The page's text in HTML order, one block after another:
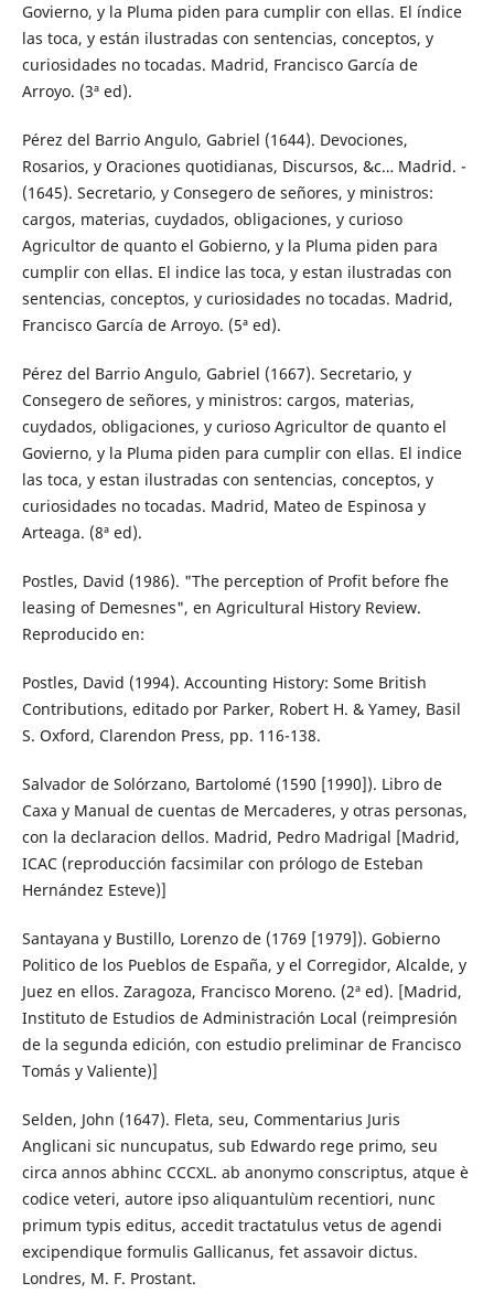
Govierno, y la Pluma piden para cumplir con ellas. El índice
las toca, y están ilustradas con sentencias, conceptos, y
curiosidades no tocadas. Madrid, Francisco García de
Arroyo. (3ª ed).
Pérez del Barrio Angulo, Gabriel (1644). Devociones,
Rosarios, y Oraciones quotidianas, Discursos, &c… Madrid. -
(1645). Secretario, y Consegero de señores, y ministros:
cargos, materias, cuydados, obligaciones, y curioso
Agricultor de quanto el Gobierno, y la Pluma piden para
cumplir con ellas. El indice las toca, y estan ilustradas con
sentencias, conceptos, y curiosidades no tocadas. Madrid,
Francisco García de Arroyo. (5ª ed).
Pérez del Barrio Angulo, Gabriel (1667). Secretario, y
Consegero de señores, y ministros: cargos, materias,
cuydados, obligaciones, y curioso Agricultor de quanto el
Govierno, y la Pluma piden para cumplir con ellas. El indice
las toca, y estan ilustradas con sentencias, conceptos, y
curiosidades no tocadas. Madrid, Mateo de Espinosa y
Arteaga. (8ª ed).
Postles, David (1986). "The perception of Profit before fhe
leasing of Demesnes", en Agricultural History Review.
Reproducido en:
Postles, David (1994). Accounting History: Some British
Contributions, editado por Parker, Robert H. & Yamey, Basil
S. Oxford, Clarendon Press, pp. 116-138.
Salvador de Solórzano, Bartolomé (1590 [1990]). Libro de
Caxa y Manual de cuentas de Mercaderes, y otras personas,
con la declaracion dellos. Madrid, Pedro Madrigal [Madrid,
ICAC (reproducción facsimilar con prólogo de Esteban
Hernández Esteve)]
Santayana y Bustillo, Lorenzo de (1769 [1979]). Gobierno
Politico de los Pueblos de España, y el Corregidor, Alcalde, y
Juez en ellos. Zaragoza, Francisco Moreno. (2ª ed). [Madrid,
Instituto de Estudios de Administración Local (reimpresión
de la segunda edición, con estudio preliminar de Francisco
Tomás y Valiente)]
Selden, John (1647). Fleta, seu, Commentarius Juris
Anglicani sic nuncupatus, sub Edwardo rege primo, seu
circa annos abhinc CCCXL. ab anonymo conscriptus, atque è
codice veteri, autore ipso aliquantulùm recentiori, nunc
primum typis editus, accedit tractatulus vetus de agendi
excipendique formulis Gallicanus, fet assavoir dictus.
Londres, M. F. Prostant.